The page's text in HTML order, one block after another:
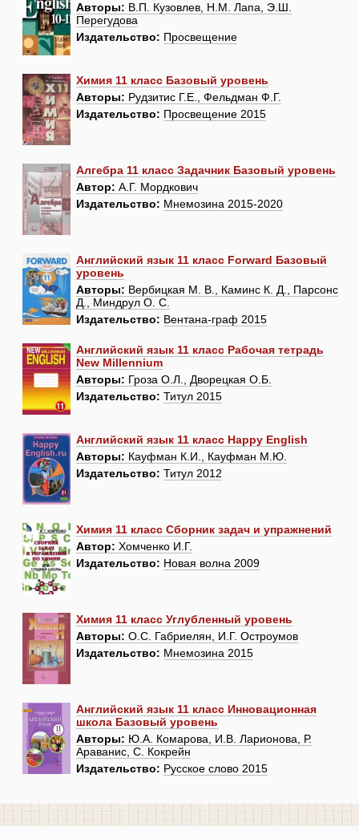
Авторы: В.П. Кузовлев, Н.М. Лапа, Э.Ш.
Перегудова
Издательство: Просвещение
Химия 11 класс Базовый уровень
Авторы: Рудзитис Г.Е., Фельдман Ф.Г.
Издательство: Просвещение 2015
Алгебра 11 класс Задачник Базовый уровень
Автор: А.Г. Мордкович
Издательство: Мнемозина 2015-2020
Английский язык 11 класс Forward Базовый
уровень
Авторы: Вербицкая М. В., Каминс К. Д., Парсонс
Д., Миндрул О. С.
Издательство: Вентана-граф 2015
Английский язык 11 класс Рабочая тетрадь
New Millennium
Авторы: Гроза О.Л., Дворецкая О.Б.
Издательство: Титул 2015
Английский язык 11 класс Happy English
Авторы: Кауфман К.И., Кауфман М.Ю.
Издательство: Титул 2012
Химия 11 класс Сборник задач и упражнений
Автор: Хомченко И.Г.
Издательство: Новая волна 2009
Химия 11 класс Углубленный уровень
Авторы: О.С. Габриелян, И.Г. Остроумов
Издательство: Мнемозина 2015
Английский язык 11 класс Инновационная
школа Базовый уровень
Авторы: Ю.А. Комарова, И.В. Ларионова, Р.
Араванис, С. Кокрейн
Издательство: Русское слово 2015